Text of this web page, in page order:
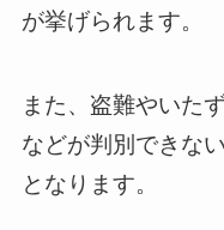
が挙げられます。
また、盗難やいた
などが判別できな
となります。